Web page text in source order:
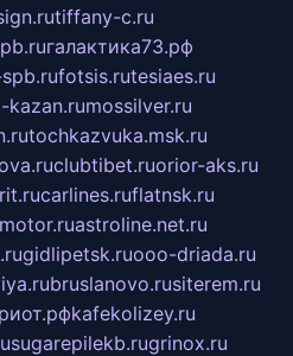
tiffany-c.ru
галактика73.рф
fotsis.rutesiaes.ru
kazan.rumossilver.ru
tochkazvuka.msk.ru
clubtibet.ruorior-aks.ru
carlines.ruflatnsk.ru
astroline.net.ru
gidlipetsk.ruooo-driada.ru
bruslanovo.rusiterem.ru
kafekolizey.ru
sugarepilekb.rugrinox.ru